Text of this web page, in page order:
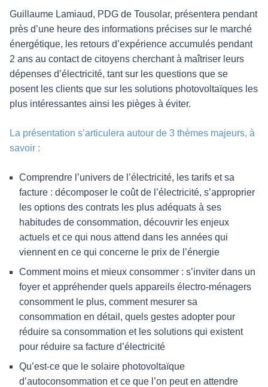
Guillaume Lamiaud, PDG de Tousolar, présentera pendant
près d’une heure des informations précises sur le marché
énergétique, les retours d’expérience accumulés pendant
2 ans au contact de citoyens cherchant à maîtriser leurs
dépenses d’électricité, tant sur les questions que se
posent les clients que sur les solutions photovoltaïques les
plus intéressantes ainsi les pièges à éviter.
La présentation s’articulera autour de 3 thèmes majeurs, à
savoir :
Comprendre l’univers de l’électricité, les tarifs et sa
facture : décomposer le coût de l’électricité, s’approprier
les options des contrats les plus adéquats à ses
habitudes de consommation, découvrir les enjeux
actuels et ce qui nous attend dans les années qui
viennent en ce qui concerne le prix de l’énergie
Comment moins et mieux consommer : s’inviter dans un
foyer et appréhender quels appareils électro-ménagers
consomment le plus, comment mesurer sa
consommation en détail, quels gestes adopter pour
réduire sa consommation et les solutions qui existent
pour réduire sa facture d’électricité
Qu’est-ce que le solaire photovoltaïque
d’autoconsommation et ce que l’on peut en attendre